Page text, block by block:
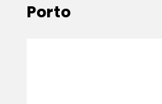
Porto